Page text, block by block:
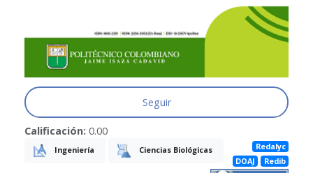
Seguir
Calificación: 0.00
Ingeniería Ciencias Biológicas
Redalyc
DOAJ
Redib